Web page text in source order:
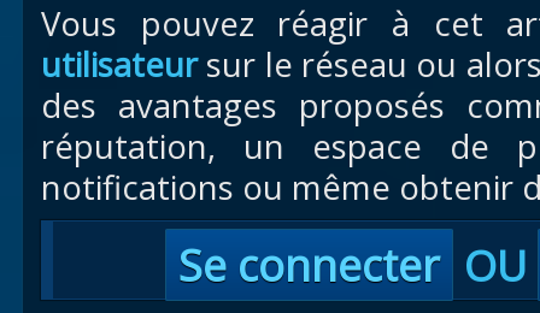
Vous pouvez réagir à cet
utilisateursur le réseau ou
des avantages proposés
réputation, un espace de
notifications ou même obtenir
Se connecter OU